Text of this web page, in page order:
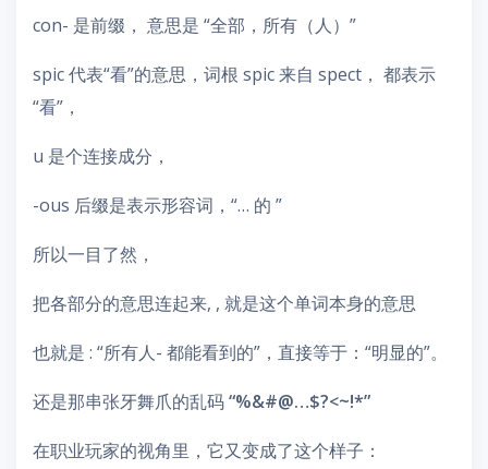
con- 是前缀， 意思是 “全部，所有（人）”
spic 代表“看”的意思，词根 spic 来自 spect， 都表示
“看”，
u 是个连接成分，
-ous 后缀是表示形容词，“… 的 ”
所以一目了然，
把各部分的意思连起来, , 就是这个单词本身的意思
也就是 : “所有人- 都能看到的”，直接等于：“明显的”。
还是那串张牙舞爪的乱码“%&#@…$?<~!*”
在职业玩家的视角里，它又变成了这个样子：